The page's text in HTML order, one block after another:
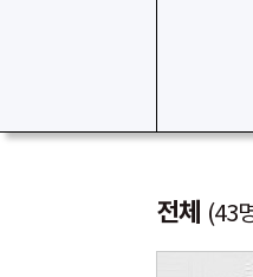
전체 (43